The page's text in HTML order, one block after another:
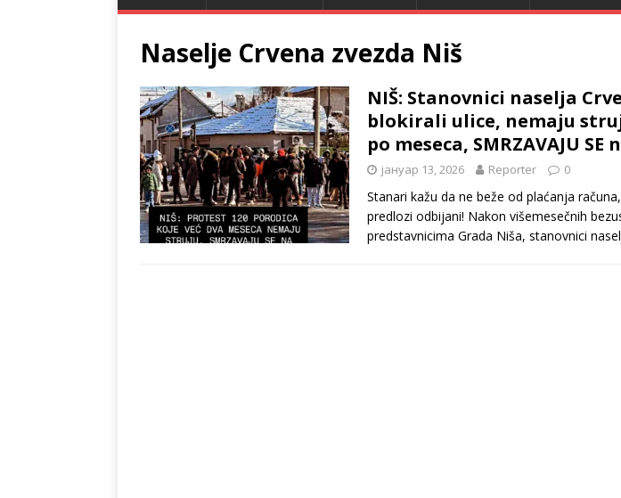
Naselje Crvena zvezda Niš
NIŠ: Stanovnici naselja
blokirali ulice, nemaju
po meseca, SMRZAVAJU SE
јануар 13, 2026 Reporter 0
Stanari kažu da ne beže od plaćanja
predlozi odbijani! Nakon višemesečnih
predstavnicima Grada Niša, stanovnici